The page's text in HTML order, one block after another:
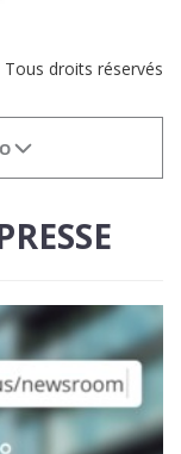
Tous droits réservés